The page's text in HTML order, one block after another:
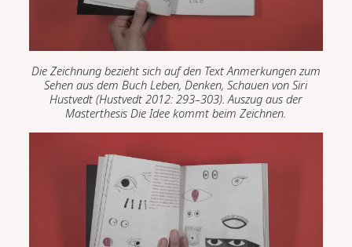
Die Zeichnung bezieht sich auf den TextAnmerkungen zum
Sehenaus dem BuchLeben, Denken, Schauenvon Siri
Hustvedt (Hustvedt 2012: 293–303).Auszug aus der
MasterthesisDie Idee kommt beim Zeichnen.